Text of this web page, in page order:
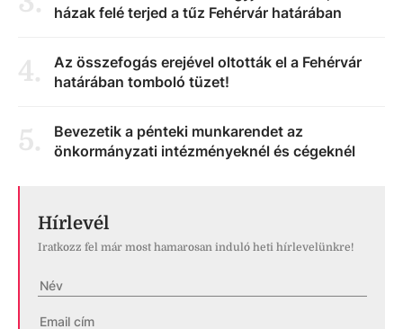
házak felé terjed a tűz Fehérvár határában
4.
Az összefogás erejével oltották el a Fehérvár
határában tomboló tüzet!
5.
Bevezetik a pénteki munkarendet az
önkormányzati intézményeknél és cégeknél
Hírlevél
Iratkozz fel már most hamarosan induló heti hírlevelünkre!